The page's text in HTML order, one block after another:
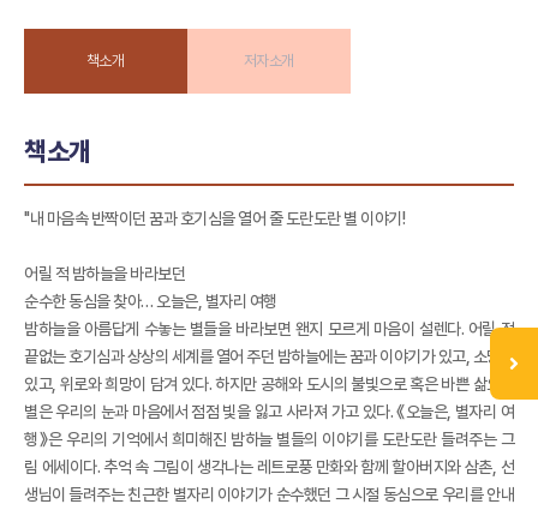
책소개 저자소개
책소개
"내 마음속 반짝이던 꿈과 호기심을 열어 줄 도란도란 별 이야기!
어릴 적 밤하늘을 바라보던
순수한 동심을 찾아… 오늘은, 별자리 여행
밤하늘을 아름답게 수놓는 별들을 바라보면 왠지 모르게 마음이 설렌다. 어릴 적
끝없는 호기심과 상상의 세계를 열어 주던 밤하늘에는 꿈과 이야기가 있고, 소망이
있고, 위로와 희망이 담겨 있다. 하지만 공해와 도시의 불빛으로 혹은 바쁜 삶으로
별은 우리의 눈과 마음에서 점점 빛을 잃고 사라져 가고 있다. 《오늘은, 별자리 여
행》은 우리의 기억에서 희미해진 밤하늘 별들의 이야기를 도란도란 들려주는 그
림 에세이다. 추억 속 그림이 생각나는 레트로풍 만화와 함께 할아버지와 삼촌, 선
생님이 들려주는 친근한 별자리 이야기가 순수했던 그 시절 동심으로 우리를 안내